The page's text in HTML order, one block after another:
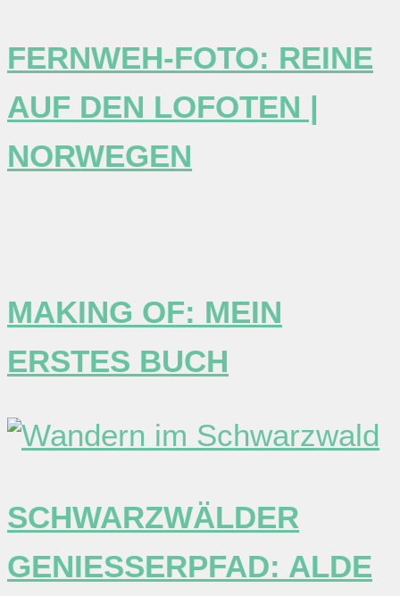
FERNWEH-FOTO: REINE
AUF DEN LOFOTEN |
NORWEGEN
MAKING OF: MEIN
ERSTES BUCH
SCHWARZWÄLDER
GENIESSERPFAD: ALDE G